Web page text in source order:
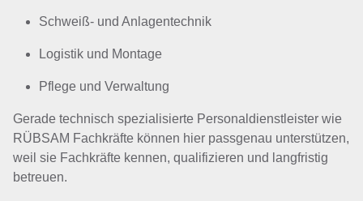
Schweiß- und Anlagentechnik
Logistik und Montage
Pflege und Verwaltung
Gerade technisch spezialisierte Personaldienstleister wie
RÜBSAM Fachkräfte können hier passgenau unterstützen,
weil sie Fachkräfte kennen, qualifizieren und langfristig
betreuen.